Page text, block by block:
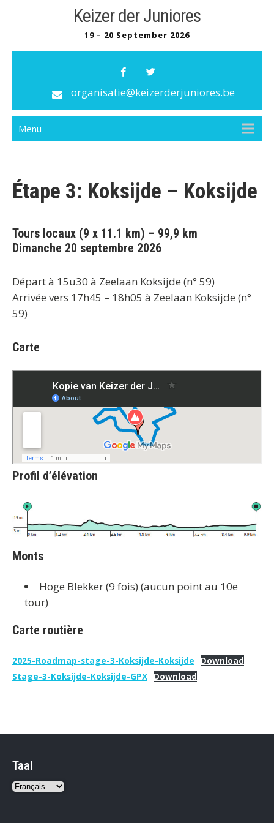
Keizer der Juniores
19 – 20 September 2026
organisatie@keizerderjuniores.be
Menu
Étape 3: Koksijde – Koksijde
Tours locaux (9 x 11.1 km) – 99,9 km
Dimanche 20 septembre 2026
Départ à 15u30 à Zeelaan Koksijde (n° 59)
Arrivée vers 17h45 – 18h05 à Zeelaan Koksijde (n°
59)
Carte
Profil d’élévation
Monts
Hoge Blekker (9 fois) (aucun point au 10e
tour)
Carte routière
2025-Roadmap-stage-3-Koksijde-Koksijde
Download
Stage-3-Koksijde-Koksijde-GPX Download
Taal
Choisir